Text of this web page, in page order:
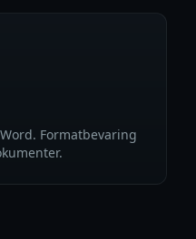
Formatbevaring